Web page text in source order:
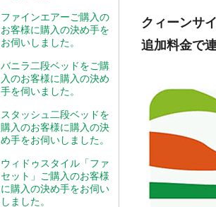
ファインエアーご購入の
お客様に購入の決め手を
お伺いしました。
バニラ二段ベッドをご購
入のお客様に購入の決め
手を伺いました。
スタッシュ二段ベッドを
購入のお客様に購入の決
め手をお伺いしました。
ウィドゥスタイル「ファ
セット」ご購入のお客様
に購入の決め手をお伺い
しました。
クィーンサ
追加料金で